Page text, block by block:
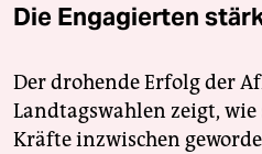
Die Engagierten
Der drohende Erfolg der
Landtagswahlen zeigt,
Kräfte inzwischen